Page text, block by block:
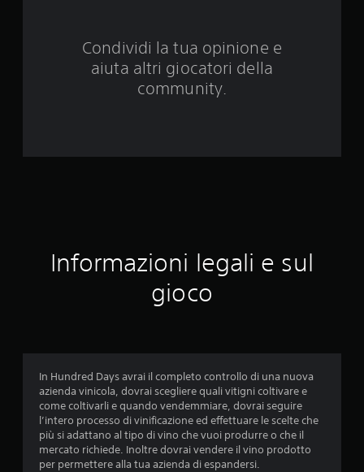
u
z
i
o
n
Condividi la tua opinione e
aiuta altri giocatori della
community.
Informazioni legali e sul
gioco
In Hundred Days avrai il completo controllo di una nuova
azienda vinicola, dovrai scegliere quali vitigni coltivare e
come coltivarli e quando vendemmiare, dovrai seguire
l’intero processo di vinificazione ed effettuare le scelte che
più si adattano al tipo di vino che vuoi produrre o che il
mercato richiede. Inoltre dovrai vendere il vino prodotto
per permettere alla tua azienda di espandersi.